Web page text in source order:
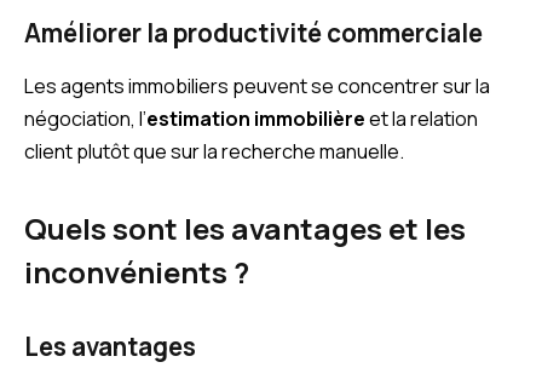
Améliorer la productivité commerciale
Les agents immobiliers peuvent se concentrer sur la
négociation, l’estimation immobilièreet la relation
client plutôt que sur la recherche manuelle.
Quels sont les avantages et les
inconvénients ?
Les avantages